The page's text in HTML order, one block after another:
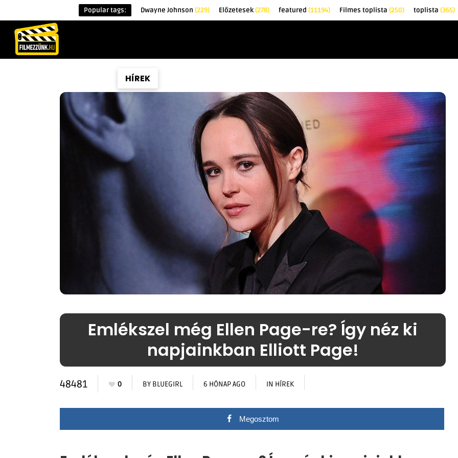
Popular tags: Dwayne Johnson (229) Előzetesek(278) featured (11194) Filmes toplista (250) toplista (365)
HÍREK
Emlékszel még Ellen Page-re? Így néz ki
napjainkban Elliott Page!
48481 0 BY BLUEGIRL 6 HÓNAP AGO IN HÍREK
Megosztom